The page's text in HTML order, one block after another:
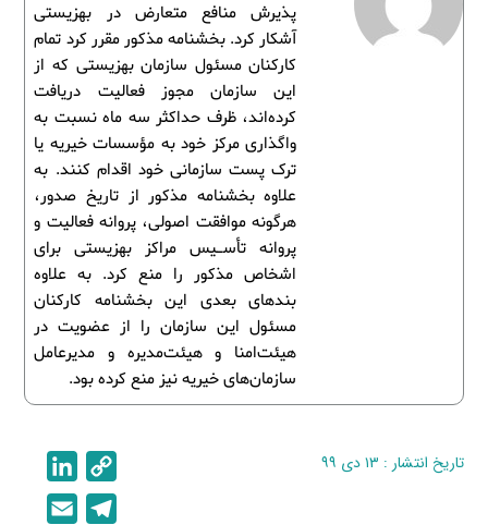
پذیرش منافع متعارض در بهزیستی
آشکار کرد. بخشنامه مذکور مقرر کرد تمام
کارکنان مسئول سازمان بهزیستی که از
این سازمان مجوز فعالیت دریافت
کرده‌اند، ظرف حداکثر سه ماه نسبت به
واگذاری مرکز خود به مؤسسات خیریه یا
ترک پست سازمانی خود اقدام کنند. به
علاوه بخشنامه مذکور از تاریخ صدور،
هرگونه موافقت اصولی، پروانه فعالیت و
پروانه تأسـیس مراکز بهزیستی برای
اشخاص مذکور را منع کرد. به علاوه
بندهای بعدی این بخشنامه کارکنان
مسئول این سازمان را از عضویت در
هیئت‌امنا و هیئت‌مدیره و مدیرعامل
سازمان‌های خیریه نیز منع کرده بود.
تاریخ انتشار : ۱۳ دی ۹۹
o
i